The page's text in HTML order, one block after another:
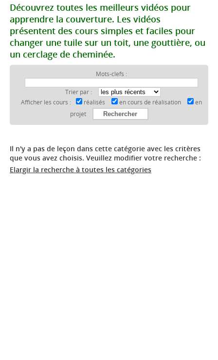
Découvrez toutes les meilleurs vidéos pour
apprendre la couverture. Les vidéos
présentent des cours simples et faciles pour
changer une tuile sur un toit, une gouttière, ou
un cerclage de cheminée.
Mots-clefs :
Trier par :
Afficher les cours :
réalisés en cours de réalisation
en
projet
Il n'y a pas de leçon dans cette catégorie avec les critères
que vous avez choisis. Veuillez modifier votre recherche :
Elargir la recherche à toutes les catégories